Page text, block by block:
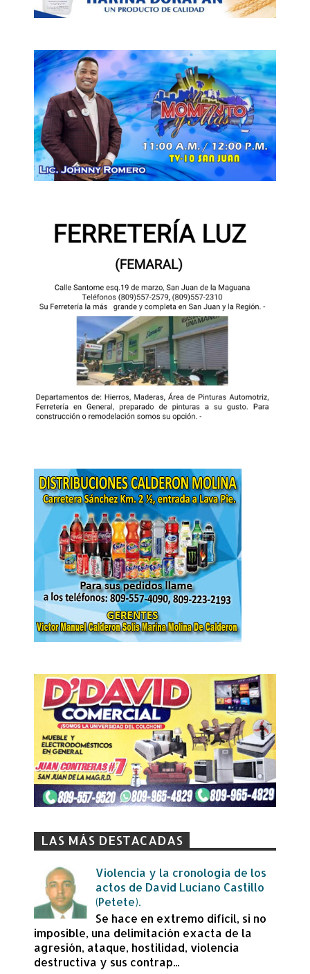
LAS MÁS DESTACADAS
Violencia y la cronología de los
actos de David Luciano Castillo
(Petete).
Se hace en extremo difícil, si no
imposible, una delimitación exacta de la
agresión, ataque, hostilidad, violencia
destructiva y sus contrap...